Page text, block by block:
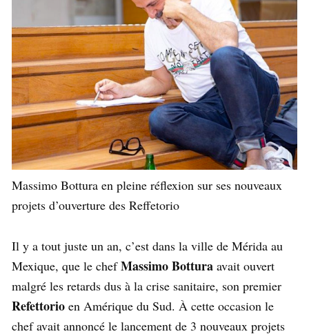
Massimo Bottura en pleine réflexion sur ses nouveaux
projets d’ouverture des Reffetorio
Il y a tout juste un an, c’est dans la ville de Mérida au
Mexique, que le chefMassimo Bottura avait ouvert
malgré les retards dus à la crise sanitaire, son premier
Refettorio en Amérique du Sud. À cette occasion le
chef avait annoncé le lancement de 3 nouveaux projets